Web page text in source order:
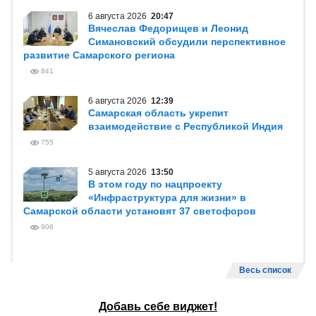
6 августа 2026 20:47
Вячеслав Федорищев и Леонид
Симановский обсудили перспективное
развитие Самарского региона
841
6 августа 2026 12:39
Самарская область укрепит
взаимодействие с Республикой Индия
755
5 августа 2026 13:50
В этом году по нацпроекту
«Инфраструктура для жизни» в
Самарской области установят 37 светофоров
906
Весь список
Добавь себе виджет!